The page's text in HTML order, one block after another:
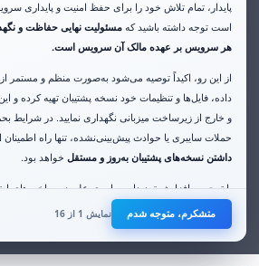
پایدار، تمام تلاش خود را برای حفظ امنیت و پایداری
است توجه داشته باشید کهمسئولیت نهایی حفاظت و
هر سرویس بر عهده مالک آن سرویس است.
از این رو، اکیداً توصیه می‌شود به‌صورت منظم و مستمر از
داده، فایل‌ها و تنظیمات خود نسخه پشتیبان تهیه کرده و
و خارج از زیرساخت میزبانی نگهداری نمایید. در شرایط
حملات سایبری یا حوادث پیش‌بینی‌نشده، تنها راه
داشتن نسخه‌های پشتیبان به‌روز و مستقل خواهد بود.
با توجه به افزایش تهدیدات سایبری علیه زیرساخت‌های
ماه‌های اخیر، رعایت این موضوع برای تمامی صاحبان
است.
از همکاری و توجه شما صمیمانه سپاسگزاریم.
متشکرم، متوجه شدم نمایش 1 از 16
سرور مجازی SSD ایران - پورت 10 گیگابیت
بخش ها
عملیات